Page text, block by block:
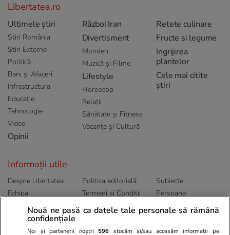
Libertatea.ro
Ultimele știri
Știri România
Știri Externe
Politică
Bani și Afaceri
Infrastructura
Educație
Tehnologie
Video
Opinii
Război Iran
Divertisment
Monden
Muzică și Filme
Lifestyle
Horoscop
Relații
Sănătate și Fitness
Vacanțe și Cultură
Retete culinare
Fructe si legume
Ingrijirea
plantelor
Cele mai citite
știri
Informații utile
Despre Libertatea
Echipa
Publicitate
Politica de
Politica editorială
Termeni și Conditii
Abonamente
Subiecte
Persoane
Sitemap
Nouă ne pasă ca datele tale personale să rămână
confidențiale
Noi și partenerii noștri 596 stocăm și/sau accesăm informații pe